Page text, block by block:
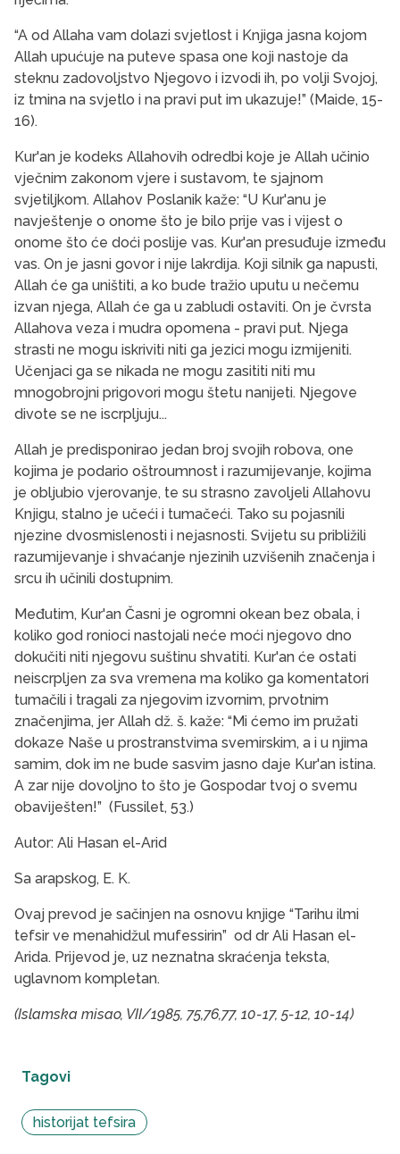
“A od Allaha vam dolazi svjetlost i Knjiga jasna kojom
Allah upućuje na puteve spasa one koji na­stoje da
steknu zadovoljstvo Njegovo i izvodi ih, po volji Svojoj,
iz tmina na svjetlo i na pravi put im ukazuje!” (Maide, 15-
16).
Kur'an je kodeks Allahovih odredbi koje je Allah učinio
vječnim zakonom vjere i sustavom, te sjaj­nom
svjetiljkom. Allahov Poslanik kaže: “U Kur'anu je
navještenje o onome što je bilo prije vas i vijest o
onome što će doći poslije vas. Kur'an presuđuje između
vas. On je jasni govor i nije lakrdija. Koji sil­nik ga napusti,
Allah će ga uništiti, a ko bude tražio uputu u nečemu
izvan njega, Allah će ga u zabludi ostaviti. On je čvrsta
Allahova veza i mudra opome­na - pravi put. Njega
strasti ne mogu iskriviti niti ga jezici mogu izmijeniti.
Učenjaci ga se nikada ne mogu zasititi niti mu
mnogobrojni prigovori mogu štetu nanijeti. Njegove
divote se ne iscrpljuju...
Allah je predisponirao jedan broj svojih robova, one
kojima je podario oštroumnost i razumijevanje, kojima
je obljubio vjerovanje, te su strasno zavolje­li Allahovu
Knjigu, stalno je učeći i tumačeći. Tako su pojasnili
njezine dvosmislenosti i nejasnosti. Svijetu su približili
razumijevanje i shvaćanje njezi­nih uzvišenih značenja i
srcu ih učinili dostupnim.
Međutim, Kur'an Časni je ogromni okean bez obala, i
koliko god ronioci nastojali neće moći nje­govo dno
dokučiti niti njegovu suštinu shvatiti. Kur'an će ostati
neiscrpljen za sva vremena ma ko­liko ga komentatori
tumačili i tragali za njegovim iz­vornim, prvotnim
značenjima, jer Allah dž. š. kaže: “Mi ćemo im pružati
dokaze Naše u prostranstvima svemirskim, a i u njima
samim, dok im ne bude sasvim jasno daje Kur'an istina.
A zar nije dovoljno to što je Gospodar tvoj o svemu
obaviješten!” (Fussilet, 53.)
Autor: Ali Hasan el-Arid
Sa arapskog, E. K.
Ovaj prevod je sačinjen na osnovu knjige “Tarihu ilmi
tefsir ve menahidžul mufessirin” od dr Ali Hasan el-
Arida. Prijevod je, uz neznatna skraćenja teksta,
uglavnom kompletan.
(Islamska misao, VII/1985, 75,76,77, 10-17, 5-12, 10-14)
Tagovi
historijat tefsira